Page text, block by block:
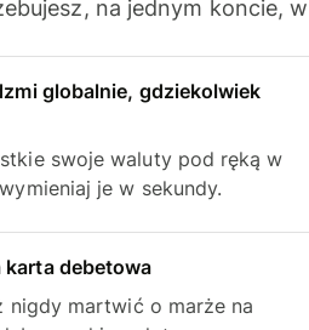
na jednym koncie, w
globalnie, gdziekolwiek
swoje waluty pod ręką w
je w sekundy.
debetowa
nigdy martwić o marże na